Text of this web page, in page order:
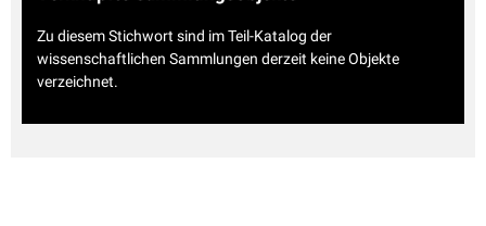
Zu diesem Stichwort sind im Teil-Katalog der
wissenschaftlichen Sammlungen derzeit keine Objekte
verzeichnet.